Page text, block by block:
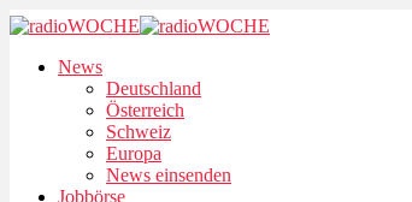
News
Deutschland
Österreich
Schweiz
Europa
News einsenden
Jobbörse